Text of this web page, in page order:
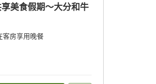
美食假期～大分和牛
客房享用晚餐